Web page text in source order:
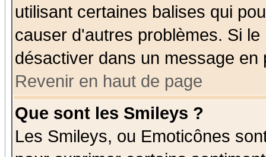
utilisant certaines balises qui
causer d'autres problèmes. Si
désactiver dans un message
Revenir en haut de page
Que sont les Smileys ?
Les Smileys, ou Emoticônes